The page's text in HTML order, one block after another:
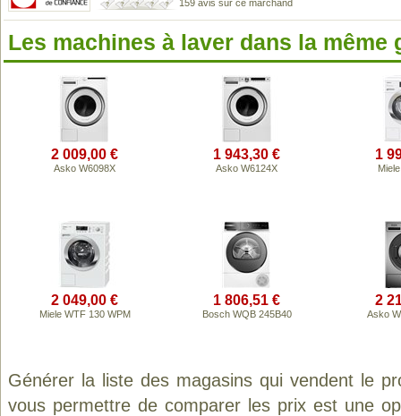
159 avis sur ce marchand
Les machines à laver dans la même
2 009,00 €
Asko W6098X
1 943,30 €
Asko W6124X
1
2 049,00 €
Miele WTF 130 WPM
1 806,51 €
Bosch WQB 245B40
2
Asko
Générer la liste des magasins qui vendent le
vous permettre de comparer les prix est une